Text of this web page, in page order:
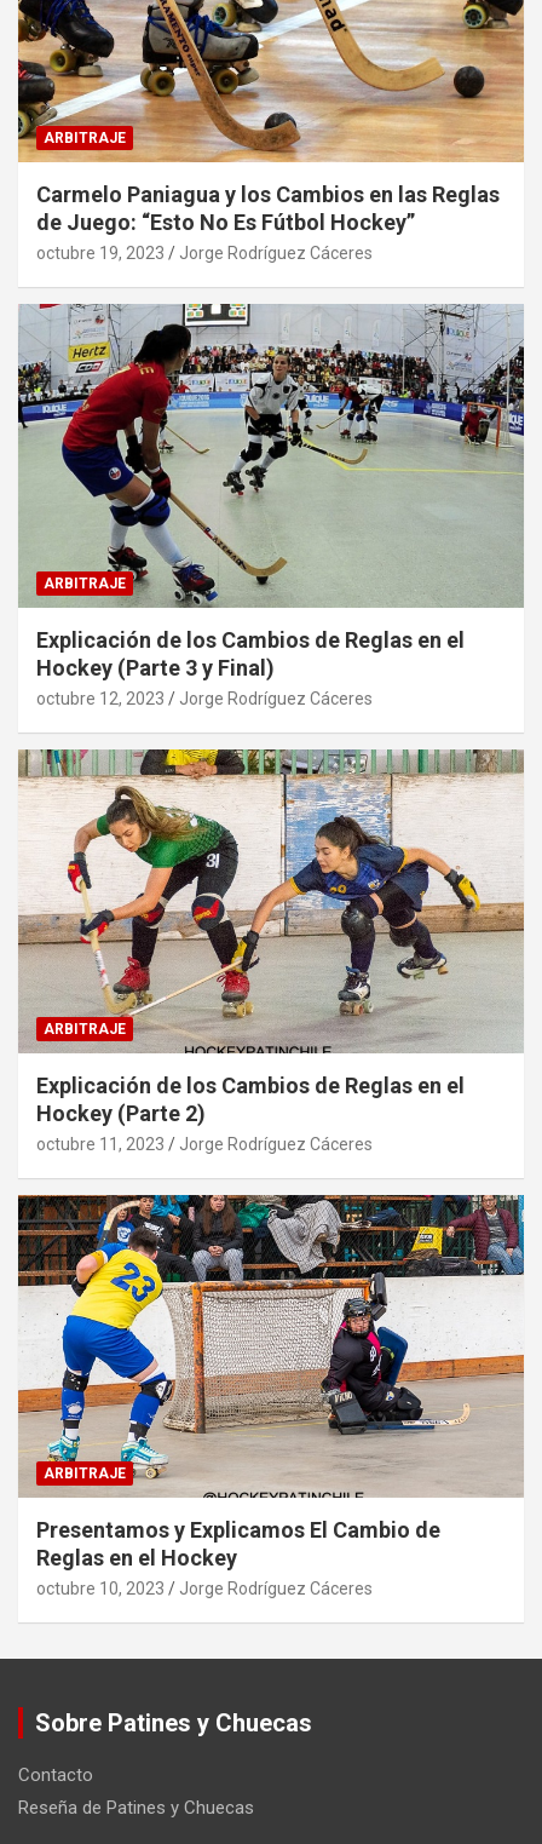
ARBITRAJE
Carmelo Paniagua y los Cambios en las Reglas
de Juego: “Esto No Es Fútbol Hockey”
octubre 19, 2023 Jorge Rodríguez Cáceres
ARBITRAJE
Explicación de los Cambios de Reglas en el
Hockey (Parte 3 y Final)
octubre 12, 2023 Jorge Rodríguez Cáceres
ARBITRAJE
Explicación de los Cambios de Reglas en el
Hockey (Parte 2)
octubre 11, 2023 Jorge Rodríguez Cáceres
ARBITRAJE
Presentamos y Explicamos El Cambio de
Reglas en el Hockey
octubre 10, 2023 Jorge Rodríguez Cáceres
Sobre Patines y Chuecas
Contacto
Reseña de Patines y Chuecas